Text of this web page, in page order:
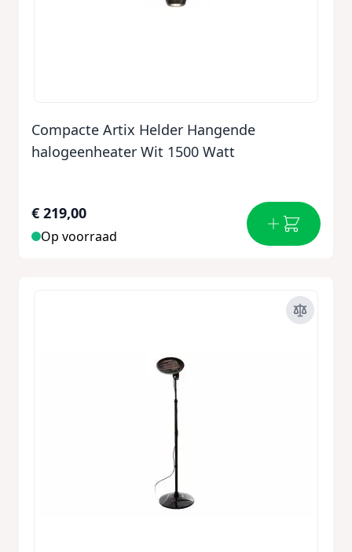
Compacte Artix Helder Hangende
halogeenheater Wit 1500 Watt
€ 219,00
Op voorraad